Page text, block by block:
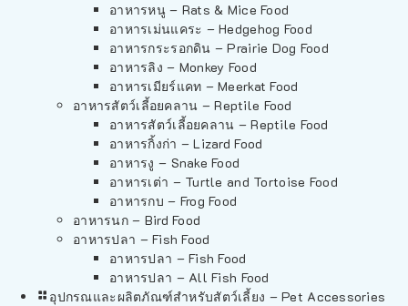
อาหารหนู – Rats & Mice Food
อาหารเม่นแคระ – Hedgehog Food
อาหารกระรอกดิน – Prairie Dog Food
อาหารลิง – Monkey Food
อาหารเมียร์แคท – Meerkat Food
อาหารสัตว์เลี้อยคลาน – Reptile Food
อาหารสัตว์เลี้อยคลาน – Reptile Food
อาหารกิ้งก่า – Lizard Food
อาหารงู – Snake Food
อาหารเต่า – Turtle and Tortoise Food
อาหารกบ – Frog Food
อาหารนก – Bird Food
อาหารปลา – Fish Food
อาหารปลา – Fish Food
อาหารปลา – All Fish Food
อุปกรณและผลิตภัณฑ์สำหรับสัตว์เลี้ยง – Pet Accessories